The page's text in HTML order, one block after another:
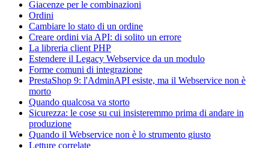
Giacenze per le combinazioni
Ordini
Cambiare lo stato di un ordine
Creare ordini via API: di solito un errore
La libreria client PHP
Estendere il Legacy Webservice da un modulo
Forme comuni di integrazione
PrestaShop 9: l'AdminAPI esiste, ma il Webservice non è
morto
Quando qualcosa va storto
Sicurezza: le cose su cui insisteremmo prima di andare in
produzione
Quando il Webservice non è lo strumento giusto
Letture correlate